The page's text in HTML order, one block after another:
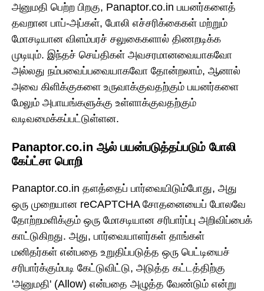
அனுமதி பெற்ற பிறகு, Panaptor.co.in பயனர்களைத்
தவறான பாப்-அப்கள், போலி எச்சரிக்கைகள் மற்றும்
மோசடியான விளம்பரச் சலுகைகளால் திணறடிக்க
முடியும். இந்தச் செய்திகள் அவசரமானவையாகவோ
அல்லது நம்பவைப்பவையாகவோ தோன்றலாம், ஆனால்
அவை கிளிக்குகளை உருவாக்குவதற்கும் பயனர்களை
மேலும் அபாயங்களுக்கு உள்ளாக்குவதற்கும்
வடிவமைக்கப்பட்டுள்ளன.
Panaptor.co.in ஆல் பயன்படுத்தப்படும் போலி
கேப்ட்சா பொறி
Panaptor.co.in தளத்தைப் பார்வையிடும்போது, அது
ஒரு முறையான reCAPTCHA சோதனையைப் போலவே
தோற்றமளிக்கும் ஒரு மோசடியான சரிபார்ப்பு அறிவிப்பைக்
காட்டுகிறது. அது, பார்வையாளர்கள் தாங்கள்
மனிதர்கள் என்பதை உறுதிப்படுத்த ஒரு பெட்டியைச்
சரிபார்க்கும்படி கேட்டுவிட்டு, அடுத்த கட்டத்திற்கு
'அனுமதி' (Allow) என்பதை அழுத்த வேண்டும் என்று